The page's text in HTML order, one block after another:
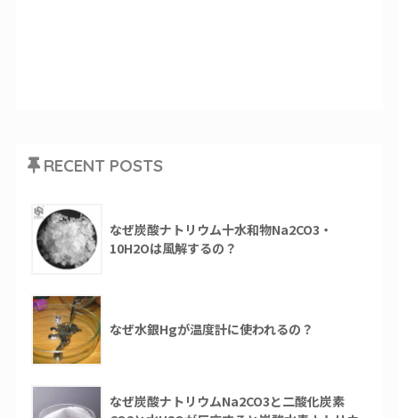
RECENT POSTS
なぜ炭酸ナトリウム十水和物Na2CO3・
10H2Oは風解するの？
なぜ水銀Hgが温度計に使われるの？
なぜ炭酸ナトリウムNa2CO3と二酸化炭素